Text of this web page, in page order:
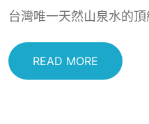
台灣唯一天然山泉水的
READ MORE